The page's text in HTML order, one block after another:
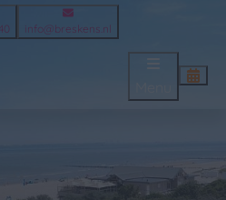
info@breskens.nl